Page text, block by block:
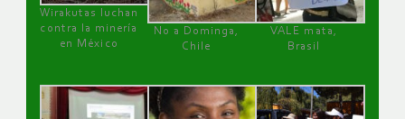
Wirakutas luchan
contra la minería
en México
No a Dominga,
Chile
VALE mata,
Brasil